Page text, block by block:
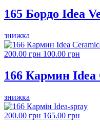
165 Бордо Idea
знижка
200.00 грн 100.00 грн
166 Кармин Idea
знижка
200.00 грн 165.00 грн